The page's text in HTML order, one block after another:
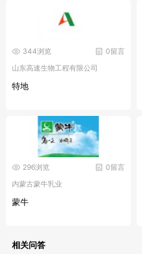
0留言
344浏览
山东高速生物工程有限公司
特地
0留言
296浏览
内蒙古蒙牛乳业
蒙牛
相关问答